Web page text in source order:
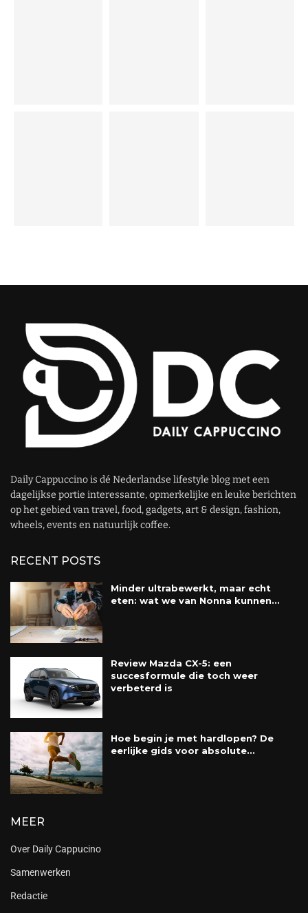
Daily Cappuccino is dé Nederlandse lifestyle blog met een
dagelijkse portie interessante, opmerkelijke en leuke berichten
op het gebied van travel, food, gadgets, art & design, fashion,
wheels, events en natuurlijk coffee.
RECENT POSTS
Minder ultrabewerkt, maar echt
eten: wat we van Nonna kunnen...
Review Mazda CX-5: een
succesformule die toch weer
verbeterd is
Hoe begin je met hardlopen? De
eerlijke gids voor absolute...
MEER
Over Daily Cappucino
Samenwerken
Redactie